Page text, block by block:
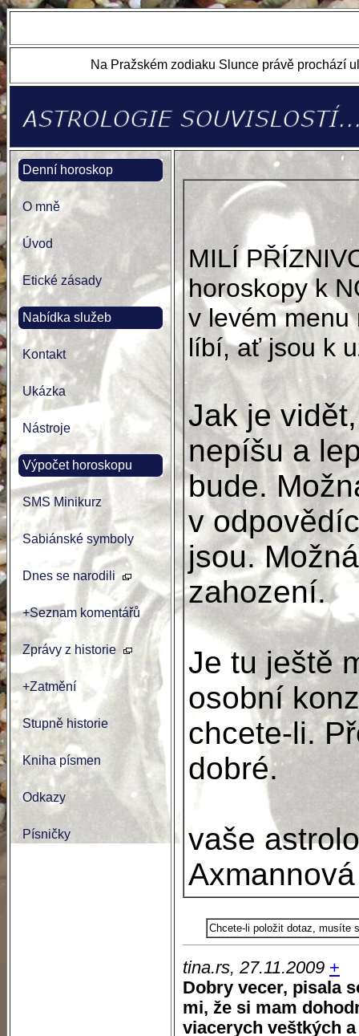
Na Pražském zodiaku Slunce právě prochází
Denní horoskop
O mně
Úvod
Etické zásady
Nabídka služeb
Kontakt
Ukázka
Nástroje
Výpočet horoskopu
SMS Minikurz
Sabiánské symboly
Dnes se narodili
+Seznam komentářů
Zprávy z historie
+Zatmění
Stupně historie
Kniha písmen
Odkazy
Písničky
MILÍ
horoskopy k
v levém menu
líbí, ať jsou k
Jak je
nepíšu a
bude.
v
jsou.
zahození.
Je tu ještě
osobní
chcete-li.
dobré.
vaše
Axmannová
Chcete-li položit dotaz, musíte
tina.rs, 27.11.2009 +
Dobry vecer, pisala
mi, že si mam
viacerych veštkých